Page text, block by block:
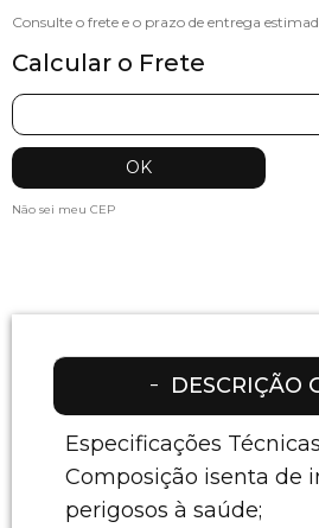
Calcular o Frete
Não sei meu CEP
DESCRIÇÃO
Especificações
Composição isenta de
perigosos à saúde;